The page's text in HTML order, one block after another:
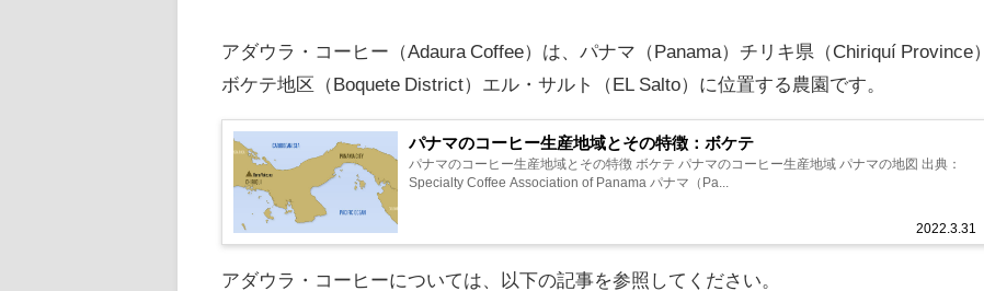
アダウラ・コーヒー（Adaura Coffee）は、パナマ（Panama）チリキ県（Chiriquí Province）
ボケテ地区（Boquete District）エル・サルト（EL Salto）に位置する農園です。
パナマのコーヒー生産地域とその特徴：ボケテ
2022.3.31
パナマのコーヒー生産地域とその特徴 ボケテ パナマのコーヒー生産地域 パナマの地図 出典：
Specialty Coffee Association of Panama パナマ（Pa...
アダウラ・コーヒーについては、以下の記事を参照してください。